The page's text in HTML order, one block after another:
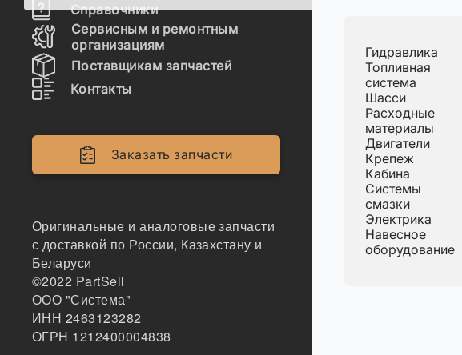
Справочники
Сервисным и ремонтным
организациям
Поставщикам запчастей
Контакты
Заказать запчасти
Оригинальные и аналоговые запчасти
с доставкой по России, Казахстану и
Беларуси
©2022 PartSell
ООО "Система"
ИНН 2463123282
ОГРН 1212400004838
Гидравлика
Топливная
система
Шасси
Расходные
материалы
Двигатели
Крепеж
Кабина
Системы
смазки
Электрика
Навесное
оборудование